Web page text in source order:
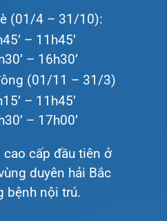
Hải Phòng - HIH. All